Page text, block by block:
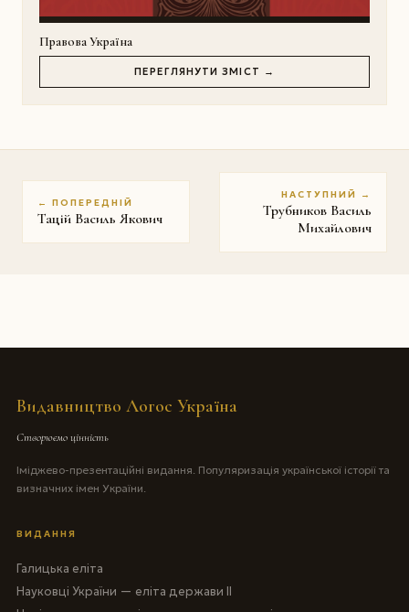
Правова Україна
ПЕРЕГЛЯНУТИ ЗМІСТ →
← ПОПЕРЕДНІЙ
Тацій Василь Якович
НАСТУПНИЙ →
Трубников Василь
Михайлович
Видавництво Логос Україна
Створюємо цінність
Іміджево-презентаційні видання. Популяризація української історії та
визначних імен України.
ВИДАННЯ
Галицька еліта
Науковці України — еліта держави II